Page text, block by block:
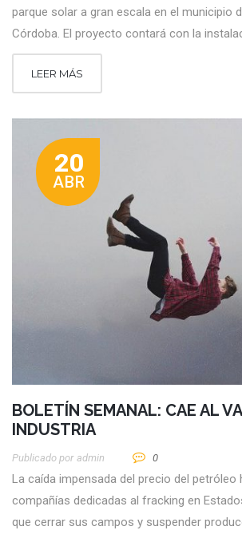
parque solar a gran escala en el municipio
Córdoba. El proyecto contará con la
LEER MÁS
20
ABR
BOLETÍN SEMANAL: CAE AL
INDUSTRIA
Publicado por Admin 0
La caída impensada del precio del petróleo
compañías dedicadas al fracking en
que cerrar sus campos y suspender